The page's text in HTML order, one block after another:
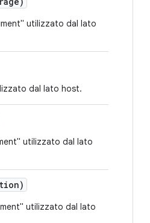
utilizzato dal lato
dal lato host.
utilizzato dal lato
utilizzato dal lato